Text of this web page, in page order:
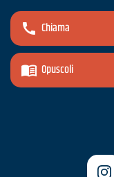
Chiama
Opuscoli